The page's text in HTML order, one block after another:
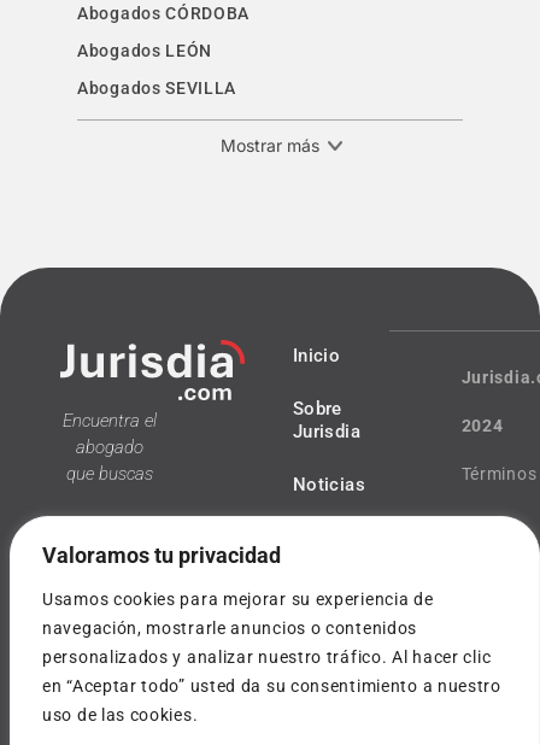
Valoramos tu privacidad
Usamos cookies para mejorar su experiencia de
navegación, mostrarle anuncios o contenidos
personalizados y analizar nuestro tráfico. Al hacer clic
en “Aceptar todo” usted da su consentimiento a nuestro
uso de las cookies.
Abogados CÓRDOBA
Abogados LEÓN
Abogados SEVILLA
Mostrar más
Encuentra el
abogado
que buscas
Inicio
Sobre
Jurisdia
Noticias
¿Tienes
dudas?
2024
Términos
y
de